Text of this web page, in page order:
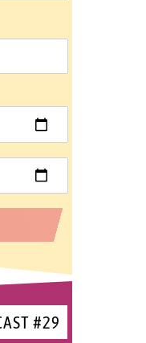
#29